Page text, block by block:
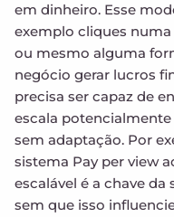
em dinheiro. Esse
exemplo cliques
ou mesmo alguma
negócio gerar lucros
precisa ser capaz de
escala
sem adaptação. Por
sistema Pay per view
escalável é a chave
sem que isso